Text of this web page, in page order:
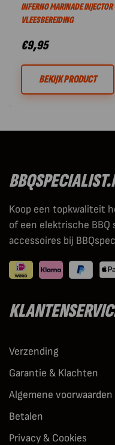
INFERNO MARINADE
VLEESBEREIDING
€9,95
BEKIJK PRODUCT
Koop een topkwaliteit
of een elektrische BBQ
accessoires bij
Verzending
Garantie & Klachten
Algemene voorwaarden
Betalen
Privacy & Cookies